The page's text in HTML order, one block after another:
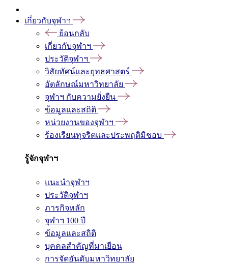
เกี่ยวกับจุฬาฯ
ย้อนกลับ
เกี่ยวกับจุฬาฯ
ประวัติจุฬาฯ
วิสัยทัศน์และยุทธศาสตร์
อัตลักษณ์มหาวิทยาลัย
จุฬาฯ กับความยั่งยืน
ข้อมูลและสถิติ
หน่วยงานของจุฬาฯ
ร้องเรียนทุจริตและประพฤติมิชอบ
รู้จักจุฬาฯ
แนะนำจุฬาฯ
ประวัติจุฬาฯ
ภารกิจหลัก
จุฬาฯ 100 ปี
ข้อมูลและสถิติ
บุคคลสำคัญที่มาเยือน
การจัดอันดับมหาวิทยาลัย